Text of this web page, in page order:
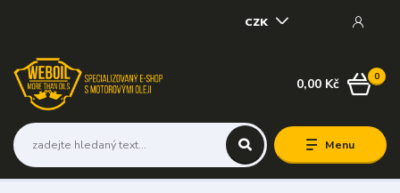
Menu
CZK
0
0,00 Kč